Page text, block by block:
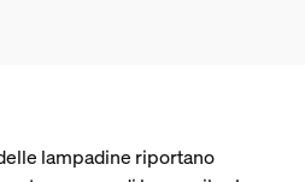
lampadine riportano